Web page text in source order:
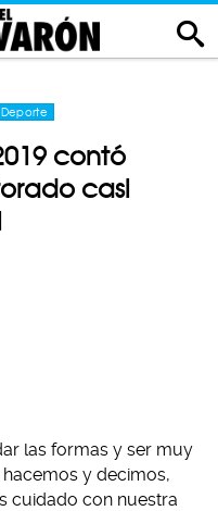
contó
casi
las formas y ser muy
y decimos,
cuidado con nuestra